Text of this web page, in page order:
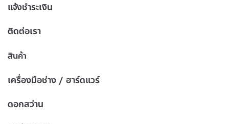
แจ้งชำระเงิน
ติดต่อเรา
สินค้า
เครื่องมือช่าง / ฮาร์ดแวร์
ดอกสว่าน